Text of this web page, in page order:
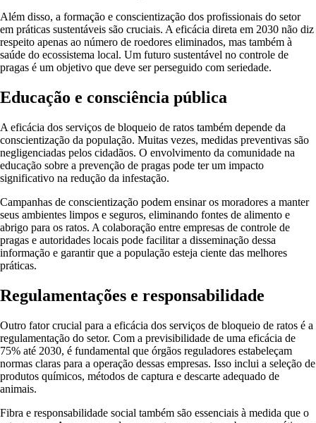
Além disso, a formação e conscientização dos profissionais do setor
em práticas sustentáveis são cruciais. A eficácia direta em 2030 não diz
respeito apenas ao número de roedores eliminados, mas também à
saúde do ecossistema local. Um futuro sustentável no controle de
pragas é um objetivo que deve ser perseguido com seriedade.
Educação e consciência pública
A eficácia dos serviços de bloqueio de ratos também depende da
conscientização da população. Muitas vezes, medidas preventivas são
negligenciadas pelos cidadãos. O envolvimento da comunidade na
educação sobre a prevenção de pragas pode ter um impacto
significativo na redução da infestação.
Campanhas de conscientização podem ensinar os moradores a manter
seus ambientes limpos e seguros, eliminando fontes de alimento e
abrigo para os ratos. A colaboração entre empresas de controle de
pragas e autoridades locais pode facilitar a disseminação dessa
informação e garantir que a população esteja ciente das melhores
práticas.
Regulamentações e responsabilidade
Outro fator crucial para a eficácia dos serviços de bloqueio de ratos é a
regulamentação do setor. Com a previsibilidade de uma eficácia de
75% até 2030, é fundamental que órgãos reguladores estabeleçam
normas claras para a operação dessas empresas. Isso inclui a seleção de
produtos químicos, métodos de captura e descarte adequado de
animais.
Fibra e responsabilidade social também são essenciais à medida que o